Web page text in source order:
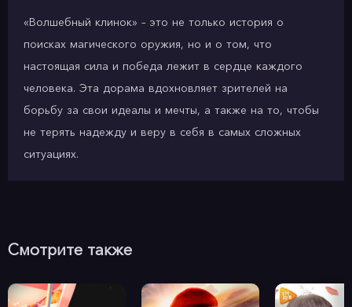
«Волшебный клинок» – это не только история о
поисках магического оружия, но и о том, что
настоящая сила и победа лежит в сердце каждого
человека. Эта дорама вдохновляет зрителей на
борьбу за свои идеалы и мечты, а также на то, чтобы
не терять надежду и веру в себя в самых сложных
ситуациях.
Смотрите также